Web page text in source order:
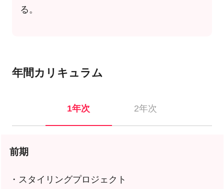
る。
年間カリキュラム
1年次 2年次
前期
・スタイリングプロジェクト